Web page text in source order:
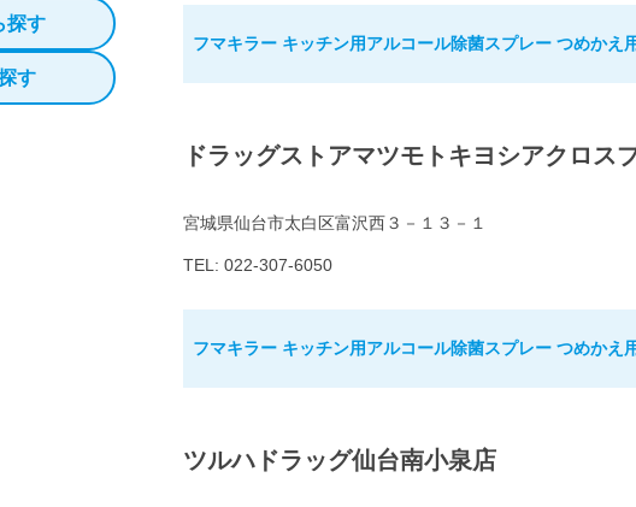
探す
す
フマキラー キッチン用アルコール除菌スプレー つめかえ
ドラッグストアマツモトキヨシアクロス
宮城県仙台市太白区富沢西３－１３－１
TEL: 022-307-6050
フマキラー キッチン用アルコール除菌スプレー つめかえ
ツルハドラッグ仙台南小泉店